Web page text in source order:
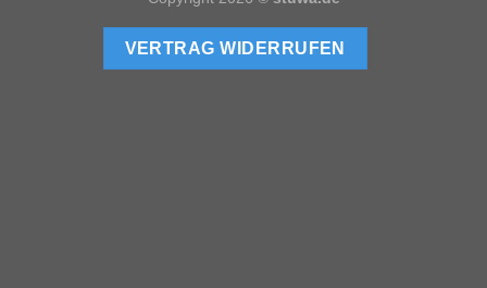
VERTRAG WIDERRUFEN